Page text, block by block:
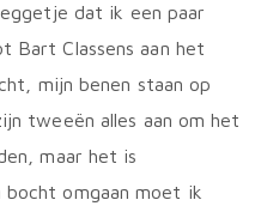
dat ik een paar
Bart Classens aan het
mijn benen staan op
tweeën alles aan om het
maar het is
bocht omgaan moet ik